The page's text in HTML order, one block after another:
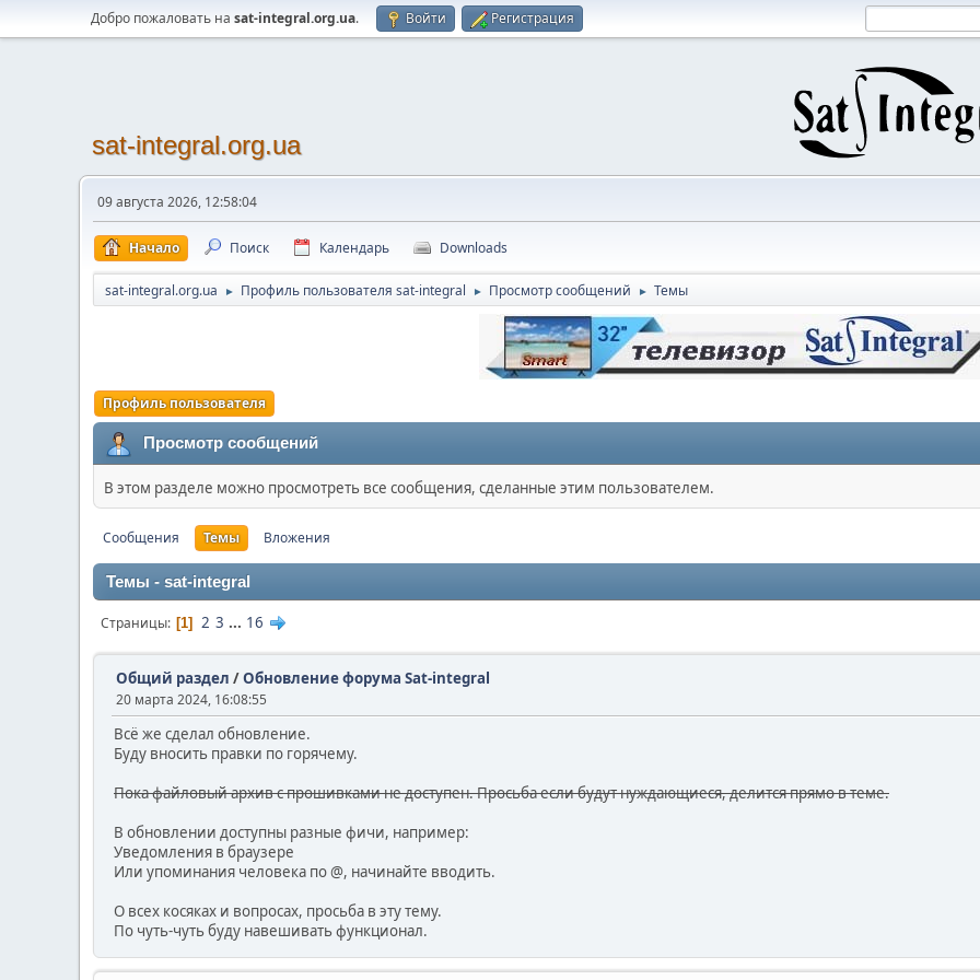
Добро пожаловать на sat-integral.org.ua. Войти Регистрация
sat-integral.org.ua
09 августа 2026, 12:58:04
Начало Поиск Календарь Downloads
sat-integral.org.ua ► Профиль пользователя sat-integral ► Просмотр сообщений ► Темы
Профиль пользователя
Просмотр сообщений
В этом разделе можно просмотреть все сообщения, сделанные этим пользователем.
Сообщения Темы Вложения
Темы - sat-integral
Страницы 1 2 3 ... 16
Общий раздел /Обновление форума Sat-integral
20 марта 2024, 16:08:55
Всё же сделал обновление.
Буду вносить правки по горячему.
Пока файловый архив с прошивками не доступен. Просьба если будут нуждающиеся, делится прямо в теме.
В обновлении доступны разные фичи, например:
Уведомления в браузере
Или упоминания человека по @, начинайте вводить.
О всех косяках и вопросах, просьба в эту тему.
По чуть-чуть буду навешивать функционал.